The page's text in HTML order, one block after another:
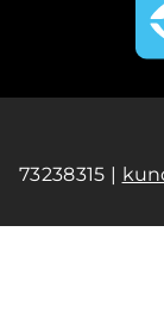
73238315 |